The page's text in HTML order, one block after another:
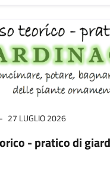
27 LUGLIO 2026
- pratico di